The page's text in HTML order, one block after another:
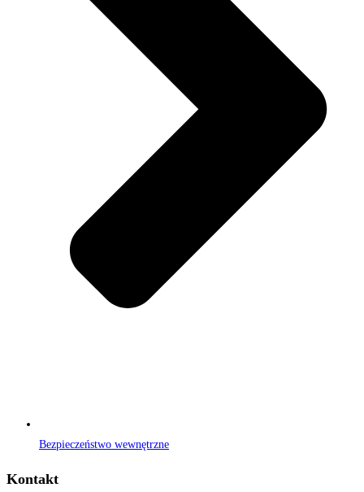
Bezpieczeństwo wewnętrzne
Kontakt